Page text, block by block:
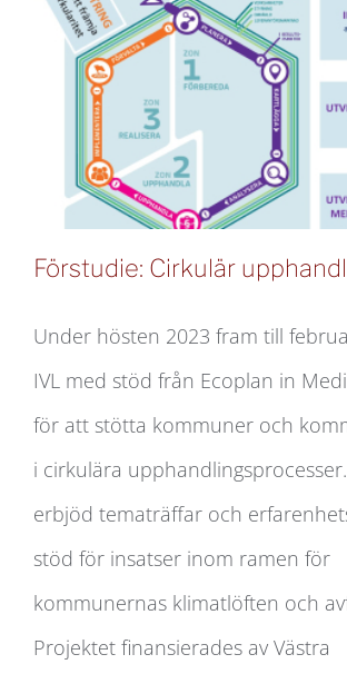
Förstudie: Cirkulär
Förstudie: Cirkulär
Under hösten 2023 fram till
IVL med stöd från Ecoplan in
för att stötta kommuner och
i cirkulära
erbjöd tematräffar och
stöd för insatser inom ramen för
kommunernas klimatlöften och
Projektet finansierades av Västra